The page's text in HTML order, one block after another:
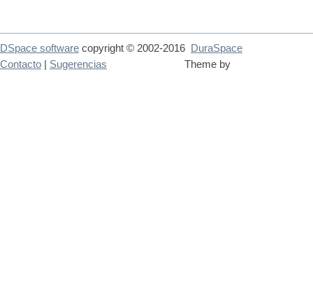
DSpace software copyright © 2002-2016
DuraSpace
Theme by
Contacto Sugerencias